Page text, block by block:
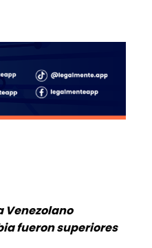
Venezolano
fueron superiores